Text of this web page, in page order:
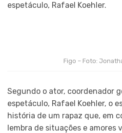
espetáculo, Rafael Koehler.
Figo – Foto:
Segundo o ator, coordenador
espetáculo, Rafael Koehler, o
história de um rapaz que, em
lembra de situações e amores